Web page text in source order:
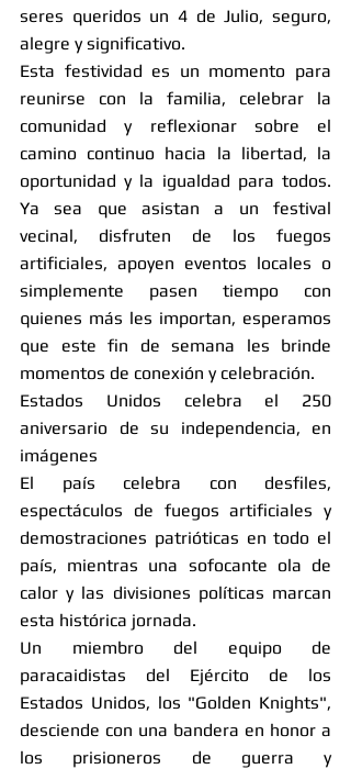
seres queridos un 4 de Julio, seguro,
alegre y significativo.
Esta festividad es un momento para
reunirse con la familia, celebrar la
comunidad y reflexionar sobre el
camino continuo hacia la libertad, la
oportunidad y la igualdad para todos.
Ya sea que asistan a un festival
vecinal, disfruten de los fuegos
artificiales, apoyen eventos locales o
simplemente pasen tiempo con
quienes más les importan, esperamos
que este fin de semana les brinde
momentos de conexión y celebración.
Estados Unidos celebra el 250
aniversario de su independencia, en
imágenes
El país celebra con desfiles,
espectáculos de fuegos artificiales y
demostraciones patrióticas en todo el
país, mientras una sofocante ola de
calor y las divisiones políticas marcan
esta histórica jornada.
Un miembro del equipo de
paracaidistas del Ejército de los
Estados Unidos, los "Golden Knights",
desciende con una bandera en honor a
los prisioneros de guerra y